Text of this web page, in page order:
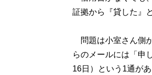
証拠から『貸した』
問題は小室さん側
らのメールには「申
16日）という1通が